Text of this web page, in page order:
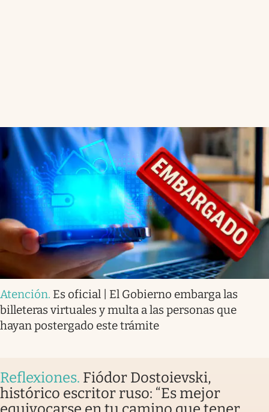
Atención. Es oficial | El Gobierno embarga las
billeteras virtuales y multa a las personas que
hayan postergado este trámite
Reflexiones. Fiódor Dostoievski,
histórico escritor ruso: “Es mejor